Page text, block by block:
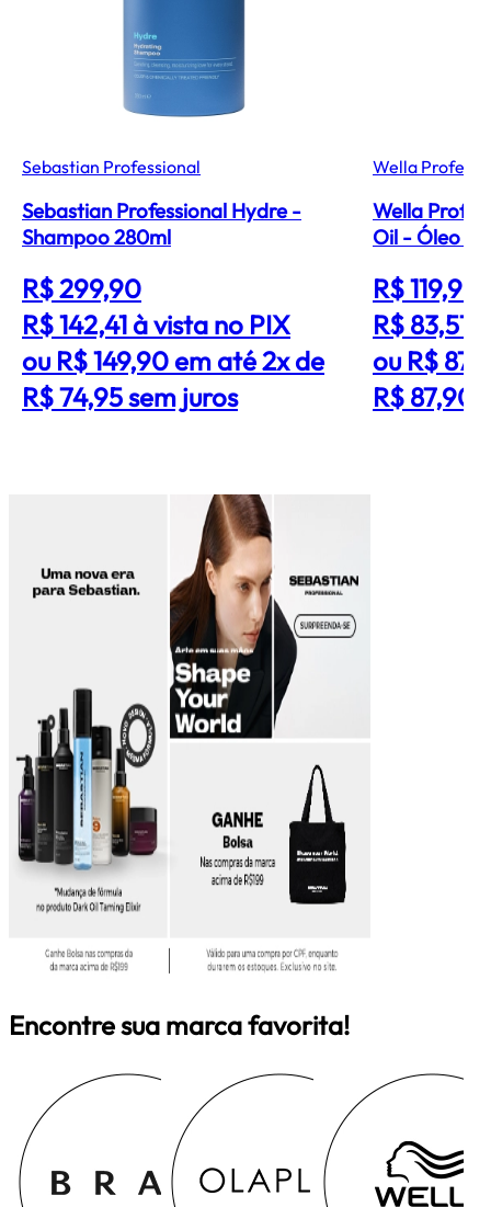
Sebastian Professional
Sebastian Professional Hydre -
Shampoo 280ml
R$ 299,90
R$ 142,41à vista no PIX
ou R$ 149,90 em até 2x de
R$ 74,95 sem juros
Wella
Wella
Oil - Óleo
R$ 119,90
R$ 83,51
ou R$
R$ 87,90
Encontre sua marca favorita!